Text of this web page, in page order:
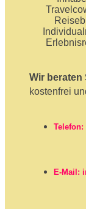
Wir beraten
kostenfrei
Telefon:
E-Mail: